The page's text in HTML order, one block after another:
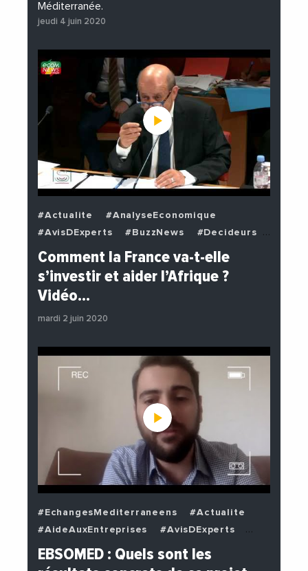
Méditerranée.
jeudi 4 juin 2020
#Actualite
#AnalyseEconomique
#AvisDExperts
#BuzzNews
#Decideurs
#EchangesMediterraneens
#Economie
#PhotosEtVideos
#Politique
Comment la France va-t-elle
s’investir et aider l’Afrique ?
Vidéo…
mardi 2 juin 2020
#EchangesMediterraneens
#Actualite
#AideAuxEntreprises
#AvisDExperts
#BuzzNews
#Decideurs
#EchangesMediterraneens
EBSOMED : Quels sont les